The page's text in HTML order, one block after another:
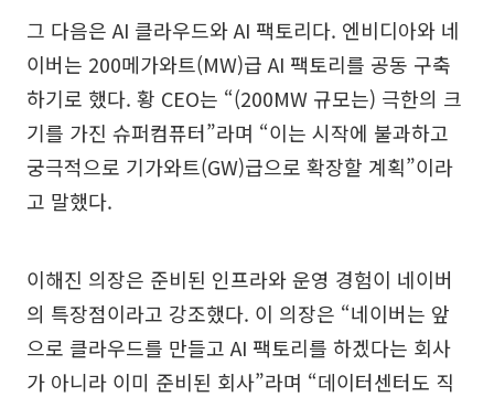
그 다음은 AI 클라우드와 AI 팩토리다. 엔비디아와 네
이버는 200메가와트(MW)급 AI 팩토리를 공동 구축
하기로 했다. 황 CEO는 “(200MW 규모는) 극한의 크
기를 가진 슈퍼컴퓨터”라며 “이는 시작에 불과하고
궁극적으로 기가와트(GW)급으로 확장할 계획”이라
고 말했다.
이해진 의장은 준비된 인프라와 운영 경험이 네이버
의 특장점이라고 강조했다. 이 의장은 “네이버는 앞
으로 클라우드를 만들고 AI 팩토리를 하겠다는 회사
가 아니라 이미 준비된 회사”라며 “데이터센터도 직